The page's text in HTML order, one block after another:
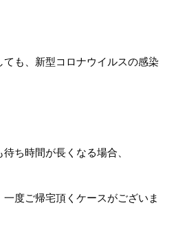
も、新型コロナウイルスの感染
ち時間が長くなる場合、
度ご帰宅頂くケースがございま